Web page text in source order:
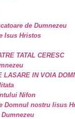
de Dumnezeu
Isus Hristos
TATAL CERESC
LASARE IN VOIA
Nifon
Domnul nostru Iisus